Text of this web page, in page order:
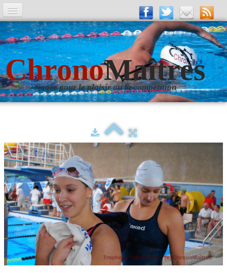
A la Une
Entrainements
La revue
Les numéros
Photos▼
Evènements▼
Livre d'Or
ChronoMaîtres
Nager pour le plaisir ou la compétition